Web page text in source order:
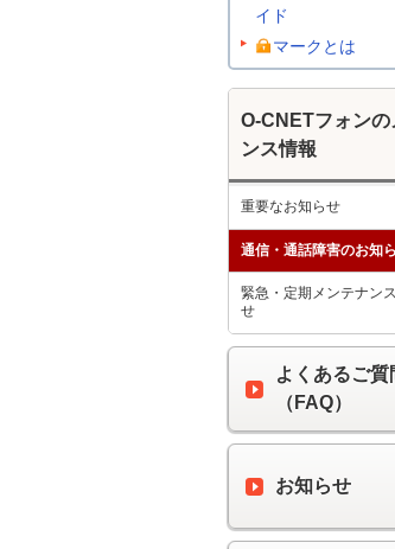
イド
マークとは
O-CNETフォンの
ンス情報
重要なお知らせ
通信・通話障害のお知
緊急・定期メンテナン
せ
よくあるご質
（FAQ）
お知らせ